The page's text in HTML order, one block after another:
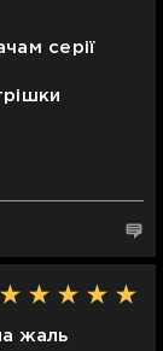
серії
жаль